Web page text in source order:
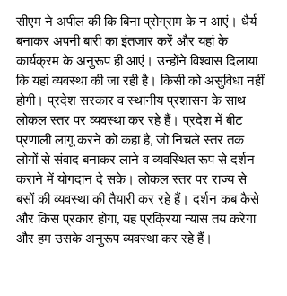
सीएम ने अपील की कि बिना प्रोग्राम के न आएं। धैर्य
बनाकर अपनी बारी का इंतजार करें और यहां के
कार्यक्रम के अनुरूप ही आएं। उन्होंने विश्वास दिलाया
कि यहां व्यवस्था की जा रही है। किसी को असुविधा नहीं
होगी। प्रदेश सरकार व स्थानीय प्रशासन के साथ
लोकल स्तर पर व्यवस्था कर रहे हैं। प्रदेश में बीट
प्रणाली लागू करने को कहा है, जो निचले स्तर तक
लोगों से संवाद बनाकर लाने व व्यवस्थित रूप से दर्शन
कराने में योगदान दे सके। लोकल स्तर पर राज्य से
बसों की व्यवस्था की तैयारी कर रहे हैं। दर्शन कब कैसे
और किस प्रकार होगा, यह प्रक्रिया न्यास तय करेगा
और हम उसके अनुरूप व्यवस्था कर रहे हैं।